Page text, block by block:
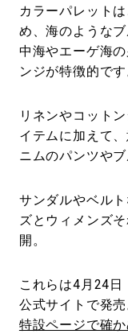
カラーパレット
め、海のような
中海やエーゲ海
ンジが特徴的です
リネンやコット
イテムに加えて
ニムのパンツや
サンダルやベル
ズとウィメンズ
開。
これらは4月24日
公式サイトで発売
特設ページで確か